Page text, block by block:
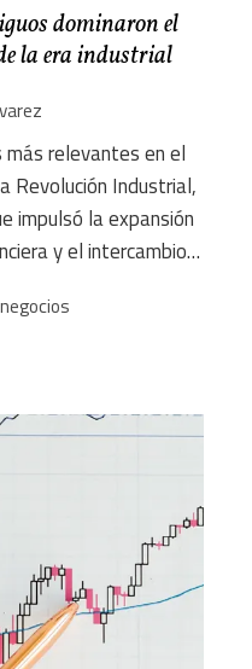
dominaron el
la era industrial
más relevantes en el
Revolución Industrial,
impulsó la expansión
y el intercambio…